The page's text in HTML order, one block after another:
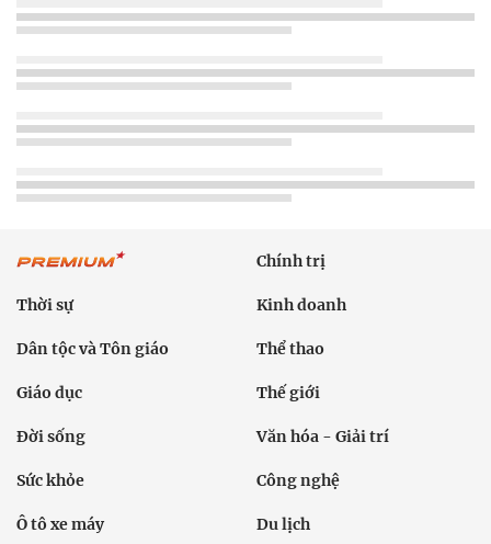
Chính trị
Thời sự Kinh doanh
Dân tộc và Tôn giáo Thể thao
Giáo dục Thế giới
Đời sống Văn hóa - Giải trí
Sức khỏe Công nghệ
Ô tô xe máy Du lịch